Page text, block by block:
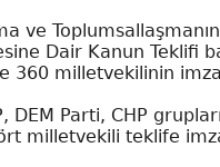
ve Toplumsallaşmanın
Dair Kanun Teklifi
360 milletvekilinin
DEM Parti, CHP
milletvekili teklife